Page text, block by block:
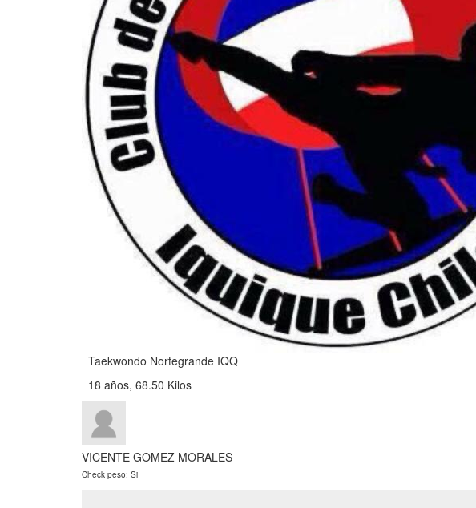
Taekwondo Nortegrande IQQ
18 años, 68.50 Kilos
VICENTE GOMEZ MORALES
Check peso: Si